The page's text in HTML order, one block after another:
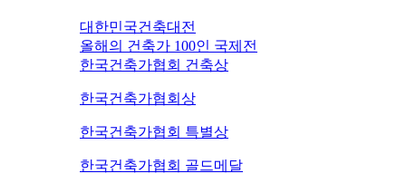
대한민국건축대전
올해의 건축가 100인 국제전
한국건축가협회 건축상
한국건축가협회상
한국건축가협회 특별상
한국건축가협회 골드메달